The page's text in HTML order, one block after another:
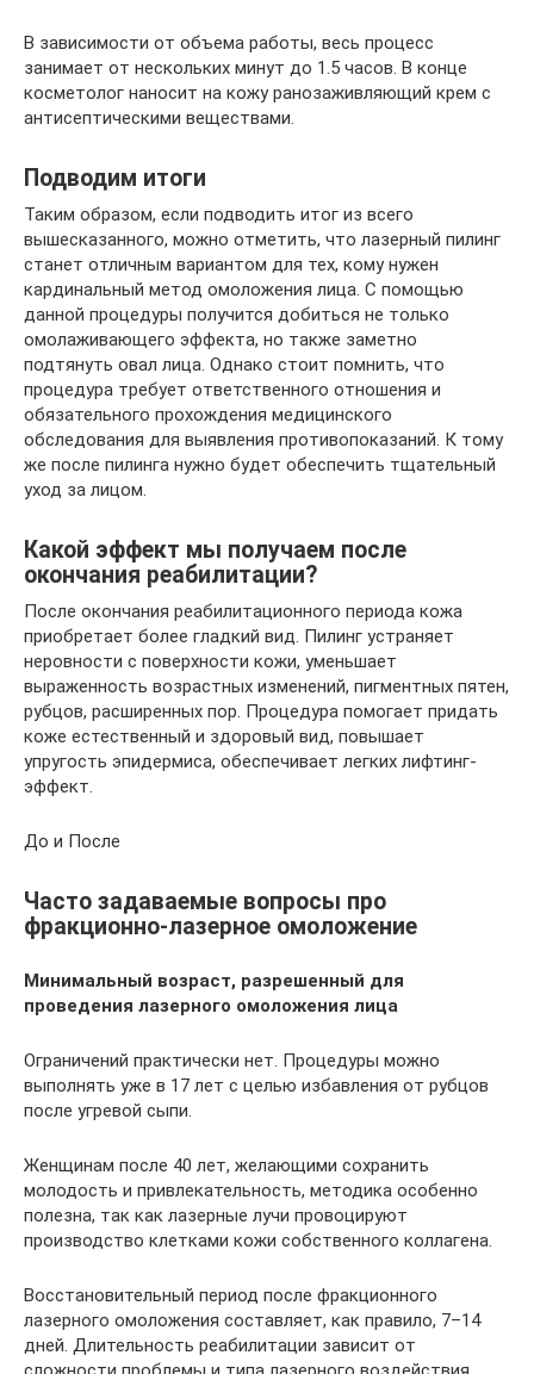
В зависимости от объема работы, весь процесс
занимает от нескольких минут до 1.5 часов. В конце
косметолог наносит на кожу ранозаживляющий крем с
антисептическими веществами.
Подводим итоги
Таким образом, если подводить итог из всего
вышесказанного, можно отметить, что лазерный пилинг
станет отличным вариантом для тех, кому нужен
кардинальный метод омоложения лица. С помощью
данной процедуры получится добиться не только
омолаживающего эффекта, но также заметно
подтянуть овал лица. Однако стоит помнить, что
процедура требует ответственного отношения и
обязательного прохождения медицинского
обследования для выявления противопоказаний. К тому
же после пилинга нужно будет обеспечить тщательный
уход за лицом.
Какой эффект мы получаем после
окончания реабилитации?
После окончания реабилитационного периода кожа
приобретает более гладкий вид. Пилинг устраняет
неровности с поверхности кожи, уменьшает
выраженность возрастных изменений, пигментных пятен,
рубцов, расширенных пор. Процедура помогает придать
коже естественный и здоровый вид, повышает
упругость эпидермиса, обеспечивает легких лифтинг-
эффект.
До и После
Часто задаваемые вопросы про
фракционно-лазерное омоложение
Минимальный возраст, разрешенный для
проведения лазерного омоложения лица
Ограничений практически нет. Процедуры можно
выполнять уже в 17 лет с целью избавления от рубцов
после угревой сыпи.
Женщинам после 40 лет, желающими сохранить
молодость и привлекательность, методика особенно
полезна, так как лазерные лучи провоцируют
производство клетками кожи собственного коллагена.
Восстановительный период после фракционного
лазерного омоложения составляет, как правило, 7–14
дней. Длительность реабилитации зависит от